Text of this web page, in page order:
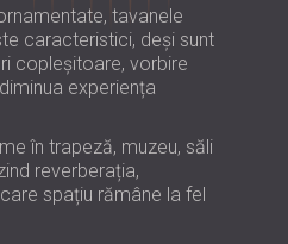
SRBIJA | RS
POLAND | PL
FINLAND | FI
РОССИЯ | RU
USA | US
tavanele
caracteristici, deși sunt
copleșitoare, vorbire
experiența
în trapeză, muzeu, săli
reverberația,
spațiu rămâne la fel